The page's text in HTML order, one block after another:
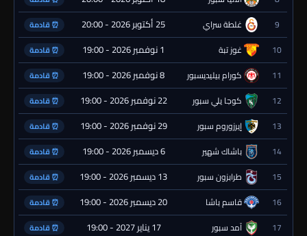
9 غلطة سراي 25 أكتوبر 2026 - 20:00 ⏰ قادمة
10 غوز تبة 1 نوفمبر 2026 - 19:00 ⏰ قادمة
11 كورام بيليديسبور 8 نوفمبر 2026 - 19:00 ⏰ قادمة
12 كوجا يلي سبور 22 نوفمبر 2026 - 19:00 ⏰ قادمة
13 إيرزوروم سبور 29 نوفمبر 2026 - 19:00 ⏰ قادمة
14 باشاك شهير 6 ديسمبر 2026 - 19:00 ⏰ قادمة
15 طرابزون سبور 13 ديسمبر 2026 - 19:00 ⏰ قادمة
16 قاسم باشا 20 ديسمبر 2026 - 19:00 ⏰ قادمة
17 آمد سبور 17 يناير 2027 - 19:00 ⏰ قادمة